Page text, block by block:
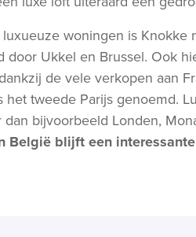
woningen is Knokke
door Ukkel en Brussel. Ook
de vele verkopen aan
tweede Parijs genoemd.
bijvoorbeeld Londen,
België blijft een